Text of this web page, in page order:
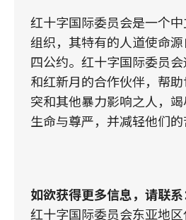
红十字国际委员会是一个
组织，其特有的人道使命
四公约。红十字国际委员
和红新月的合作伙伴，帮
突和其他暴力影响之人，
生命与尊严，并减轻他们的
如欲获得更多信息，请联系
红十字国际委员会东亚地